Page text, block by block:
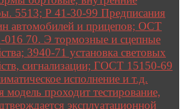
5513; Р 41-30-99 Предписания
автомобилей и прицепов; ОСТ
016 70. Э тормозные и сцепные
3940-71 установка световых
сигнализации; ГОСТ 15150-69
исполнение и т.д.
модель проходит тестирование,
эксплуатационной